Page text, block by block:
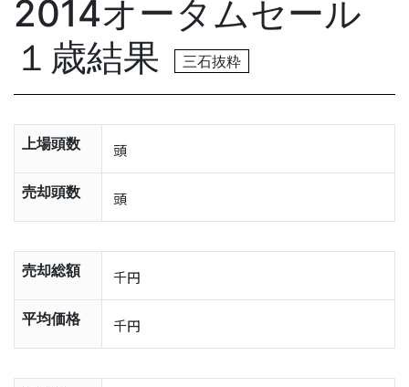
2014オータムセール
１歳結果
三石抜粋
上場頭数 頭
売却頭数 頭
売却総額 千円
平均価格 千円